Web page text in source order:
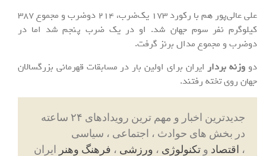
علی عالی‌پور هم با رکورد ۱۷۳ یک‌ضرب، ۲۱۴ دوضرب و مجموع ۳۸۷
کیلوگرم نفر سوم جهان شد. او در یک ‌ضرب پنجم شد اما در
دوضرب و مجموع مدال برنز گرفت.
دو وزنه بردارایران برای اولین بار در مسابقات قهرمانی بزرگسالان
جهان روی تخته رفتند.
جدیدترین اخبار و مهم ترین رویدادهای ۲۴ ساعته
در بخش های حوادث ، اجتماعی ، سیاسی
، اقتصاد و تکنولوژی ، ورزشی ، فرهنگ وهنر ایران